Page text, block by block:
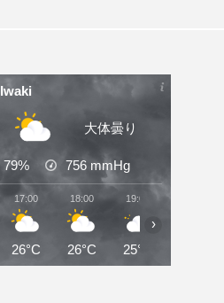
Iwaki
大体曇り
79% 756 mmHg
17:00
26°C
18:00
26°C
19:00
25°C
›